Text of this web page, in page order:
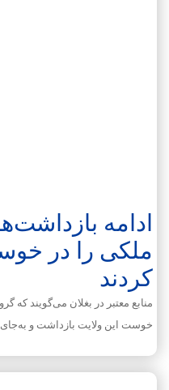
ادامه‌
ملکی را در
کردند
منابع معتبر در بغلان می‌گویند که
خوست این ولایت بازداشت و به‌جای